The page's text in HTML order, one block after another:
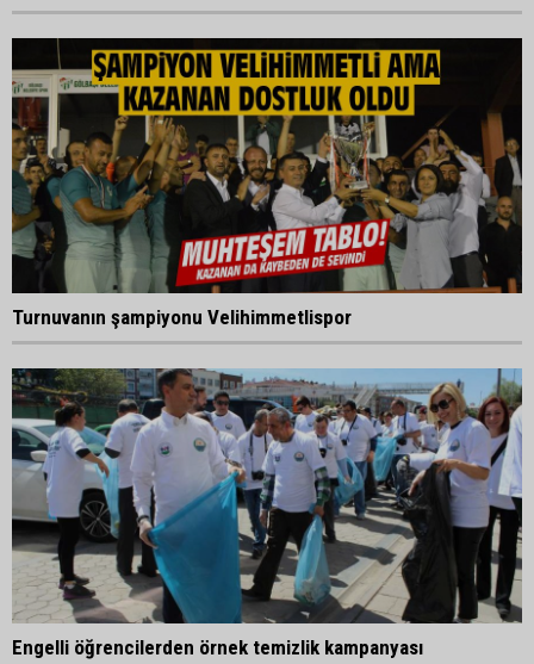
Turnuvanın şampiyonu Velihimmetlispor
Engelli öğrencilerden örnek temizlik kampanyası